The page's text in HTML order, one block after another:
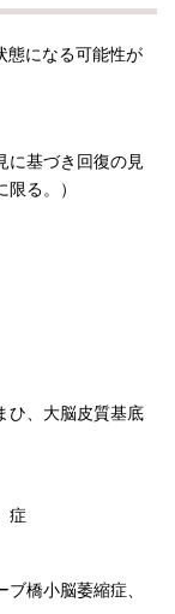
態になる可能性が
に基づき回復の見
る。）
ひ、大脳皮質基底
症
橋小脳萎縮症、